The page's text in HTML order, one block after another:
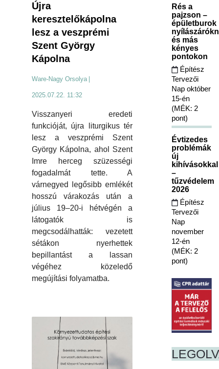
Újra
keresztelőkápolna
lesz a veszprémi
Szent György
Kápolna
Ware-Nagy Orsolya
2025.07.22. 11:32
Visszanyeri eredeti
funkcióját, újra liturgikus tér
lesz a veszprémi Szent
György Kápolna, ahol Szent
Imre herceg szüzességi
fogadalmát tette. A
várnegyed legősibb emlékét
hosszú várakozás után a
július 19–20-i hétvégén a
látogatók is
megcsodálhatták: vezetett
sétákon nyerhettek
bepillantást a lassan
végéhez közeledő
megújítási folyamatba.
Rés a
pajzson –
épületburok
és más
kényes
pontokon
Építész
Tervezői
Nap október
15-én
(MÉK: 2
pont)
Évtizedes
problémák
új
kihívásokkal
–
tűzvédelem
2026
Építész
Tervezői
Nap
november
12-én
(MÉK: 2
pont)